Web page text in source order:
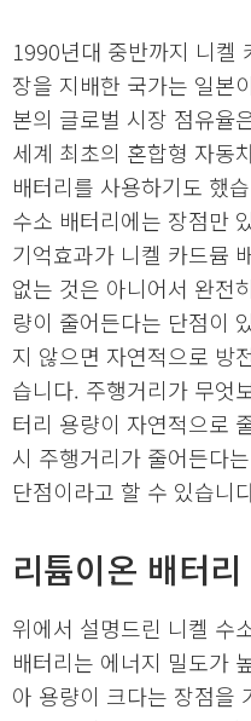
1990년대 중반까지 니켈
장을 지배한 국가는 일본
본의 글로벌 시장 점유율
세계 최초의 혼합형 자동
배터리를 사용하기도 했
수소 배터리에는 장점만
기억효과가 니켈 카드뮴
없는 것은 아니어서 완전
량이 줄어든다는 단점이
지 않으면 자연적으로 방
습니다. 주행거리가 무엇
터리 용량이 자연적으로
시 주행거리가 줄어든다
단점이라고 할 수 있습니
리튬이온 배터리
위에서 설명드린 니켈 수
배터리는 에너지 밀도가
아 용량이 크다는 장점을